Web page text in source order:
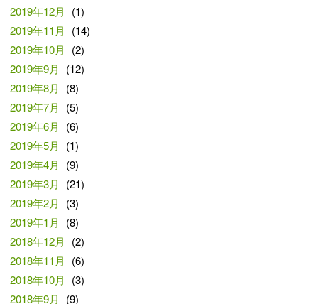
2019年12月
(1)
2019年11月
(14)
2019年10月
(2)
2019年9月
(12)
2019年8月
(8)
2019年7月
(5)
2019年6月
(6)
2019年5月
(1)
2019年4月
(9)
2019年3月
(21)
2019年2月
(3)
2019年1月
(8)
2018年12月
(2)
2018年11月
(6)
2018年10月
(3)
2018年9月
(9)